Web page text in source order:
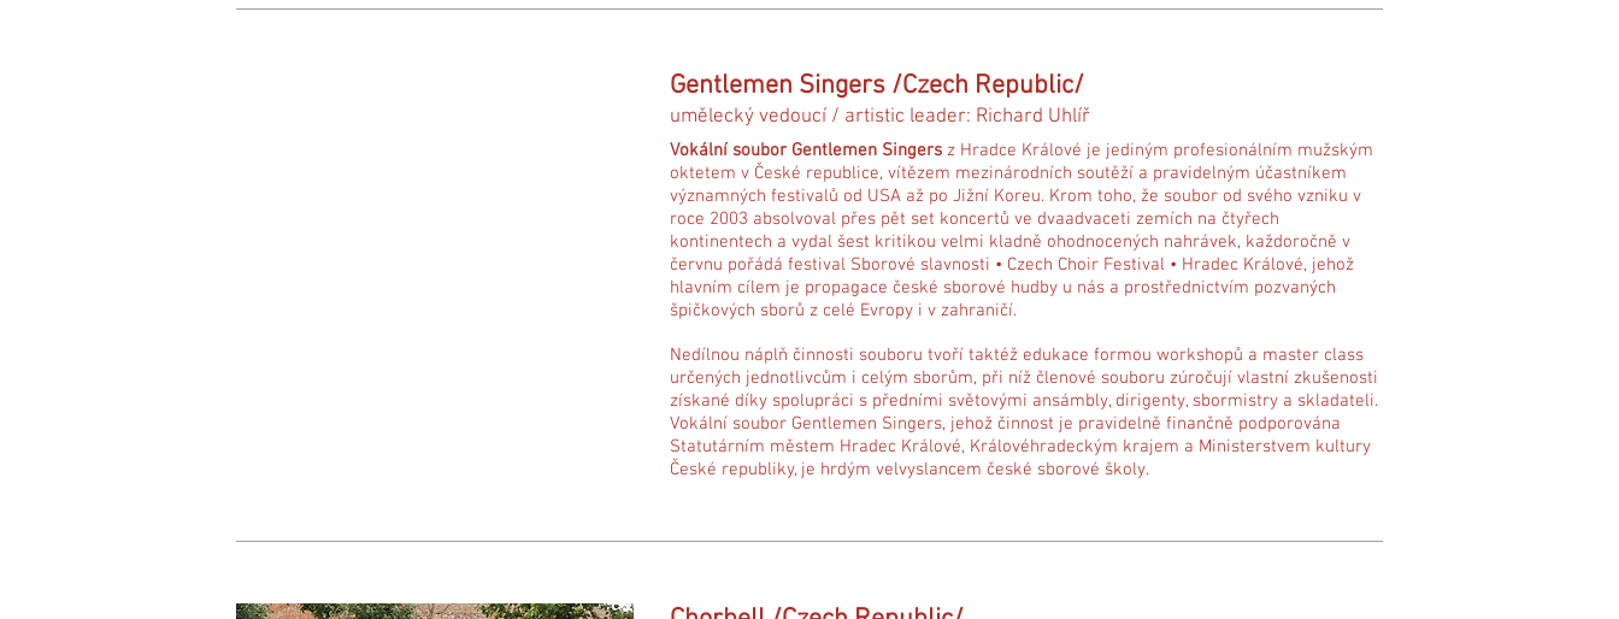
Gentlemen Singers /Czech Republic/
umělecký vedoucí / artistic leader: Richard Uhlíř
Vokální soubor Gentlemen Singers z Hradce Králové je jediným profesionálním mužským
oktetem v České republice, vítězem mezinárodních soutěží a pravidelným účastníkem
významných festivalů od USA až po Jižní Koreu. Krom toho, že soubor od svého vzniku v
roce 2003 absolvoval přes pět set koncertů ve dvaadvaceti zemích na čtyřech
kontinentech a vydal šest kritikou velmi kladně ohodnocených nahrávek, každoročně v
červnu pořádá festival Sborové slavnosti • Czech Choir Festival • Hradec Králové, jehož
hlavním cílem je propagace české sborové hudby u nás a prostřednictvím pozvaných
špičkových sborů z celé Evropy i v zahraničí.
Nedílnou náplň činnosti souboru tvoří taktéž edukace formou workshopů a master class
určených jednotlivcům i celým sborům, při níž členové souboru zúročují vlastní zkušenosti
získané díky spolupráci s předními světovými ansámbly, dirigenty, sbormistry a skladateli.
Vokální soubor Gentlemen Singers, jehož činnost je pravidelně finančně podporována
Statutárním městem Hradec Králové, Královéhradeckým krajem a Ministerstvem kultury
České republiky, je hrdým velvyslancem české sborové školy.